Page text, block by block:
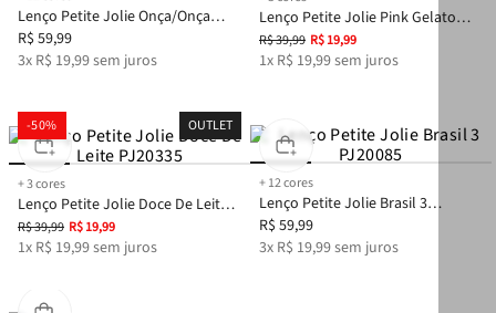
Lenço Petite Jolie Onça/Onça
PJ20085
R$ 59,99
3x R$ 19,99sem juros
Lenço Petite Jolie Pink Gelato
PJ20335
R$39,99 R$19,99
1x R$ 19,99sem juros
-50%
+3cores
Lenço Petite Jolie Doce De Leite
PJ20335
R$39,99 R$19,99
1x R$ 19,99sem juros
OUTLET
+12cores
Lenço Petite Jolie Brasil 3
PJ20085
R$ 59,99
3x R$ 19,99sem juros